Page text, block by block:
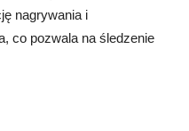
nagrywania i
co pozwala na śledzenie